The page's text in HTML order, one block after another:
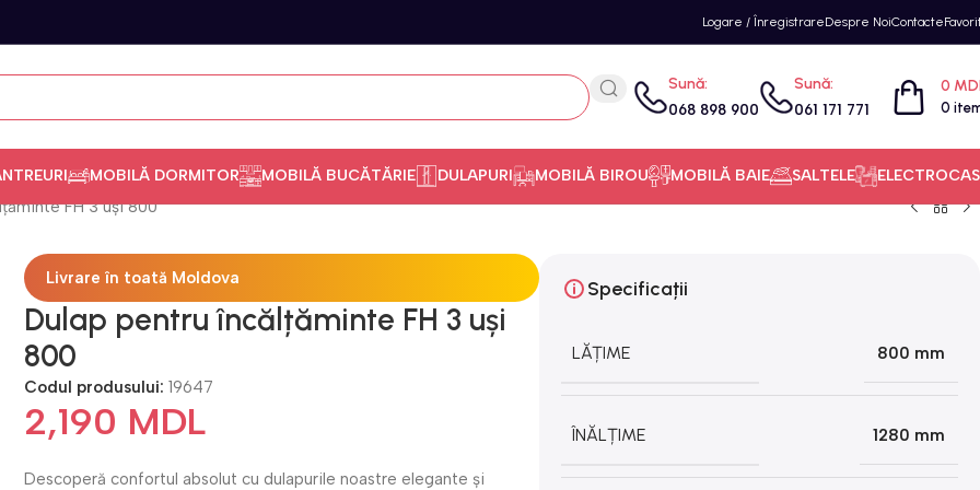
Logare / ÎnregistrareDespre NoiContacte
Sună:
068 898 900
Sună:
061 171 771 0
0
MOBILĂ DORMITOR MOBILĂ BUCĂTĂRIE DULAPURI MOBILĂ BIROU MOBILĂ BAIE SALTELE
FH 3 uși 800
Livrare în toată Moldova
Dulap pentru încălțăminte FH 3 uși
800
Codul produsului:19647
2,190 MDL
Descoperă confortul absolut cu dulapurile noastre elegante și
Specificații
LĂȚIME 800 mm
ÎNĂLȚIME 1280 mm